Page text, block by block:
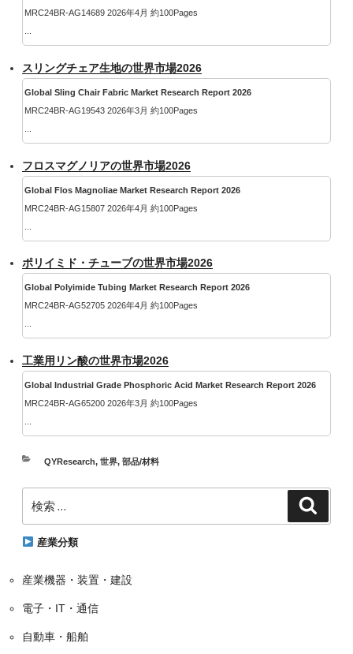
MRC24BR-AG14689 2026年4月 約100Pages
スリングチェア生地の世界市場2026
Global Sling Chair Fabric Market Research Report 2026
MRC24BR-AG19543 2026年3月 約100Pages
フロスマグノリアの世界市場2026
Global Flos Magnoliae Market Research Report 2026
MRC24BR-AG15807 2026年4月 約100Pages
ポリイミド・チューブの世界市場2026
Global Polyimide Tubing Market Research Report 2026
MRC24BR-AG52705 2026年4月 約100Pages
工業用リン酸の世界市場2026
Global Industrial Grade Phosphoric Acid Market Research Report 2026
MRC24BR-AG65200 2026年3月 約100Pages
カ
リ
QYResearch, 世界, 部品/材料
索:
産業分類
産業機器・装置・建設
電子・IT・通信
自動車・船舶